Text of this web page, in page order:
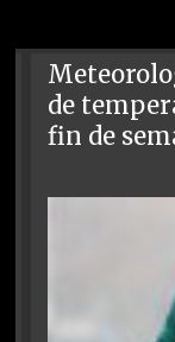
de
fin de